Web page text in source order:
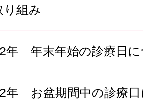
り組み
年 年末年始の診療日
年 お盆期間中の診療